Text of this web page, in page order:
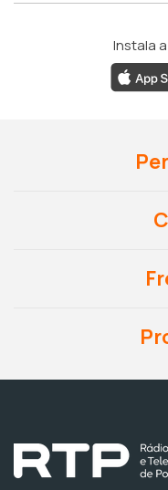
Instala